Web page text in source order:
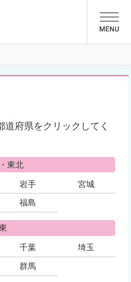
府県をクリックしてく
東北
岩手
宮城
福島
千葉
埼玉
群馬